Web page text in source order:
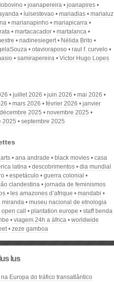
joanapereira
joanapires
luisestevao mariadias
marialuz
marianapinho
mariapicarra
martacacador
martalanca
nadinesiegert
Nélida Brito
otavioraposo
raul f. curvelo
samirapereira Victor Hugo Lopes
juillet 2026 juin 2026
mai 2026
mars 2026 février 2026
janvier
décembre 2025
novembre 2025
2025
septembre 2025
ana andrade black movies
casa
latina
descobrimentos
dia mundial
espetáculo
guerra colonial
clandestina
jornada de feminismos
les amazones d’afrique
mandabi
miranda
museu nacional de etnologia
open call
plantation europe
staff benda
viagem 24h a áfrica
worldwide
zeze gamboa
lus
Europa do tráfico transatlântico